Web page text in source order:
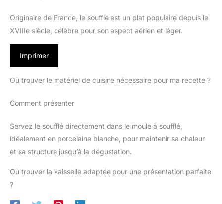
Originaire de France, le soufflé est un plat populaire depuis le
XVIIIe siècle, célèbre pour son aspect aérien et léger.
Imprimer
Où trouver le matériel de cuisine nécessaire pour ma recette ?
Comment présenter
Servez le soufflé directement dans le moule à soufflé,
idéalement en porcelaine blanche, pour maintenir sa chaleur
et sa structure jusqu’à la dégustation.
Où trouver la vaisselle adaptée pour une présentation parfaite
?